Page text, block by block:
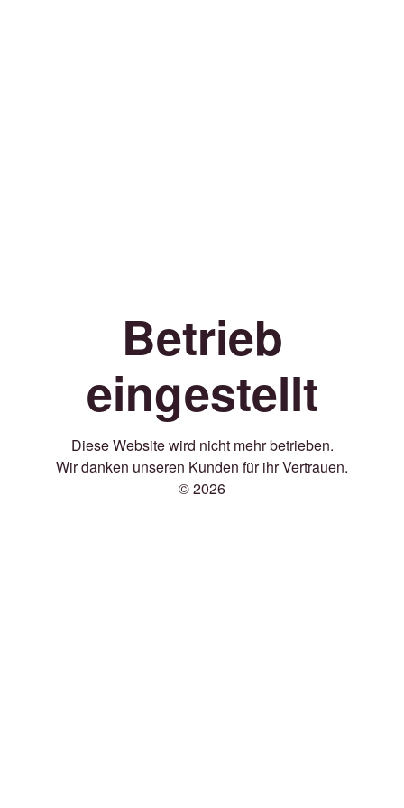
Betrieb
eingestellt
Diese Website wird nicht mehr betrieben.
Wir danken unseren Kunden für ihr Vertrauen.
© 2026